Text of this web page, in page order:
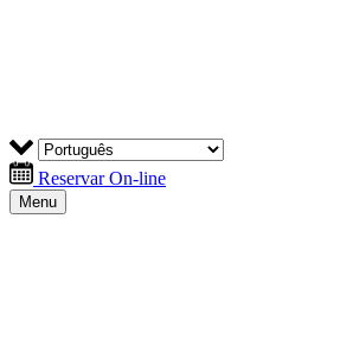
Reservar On-line
Menu